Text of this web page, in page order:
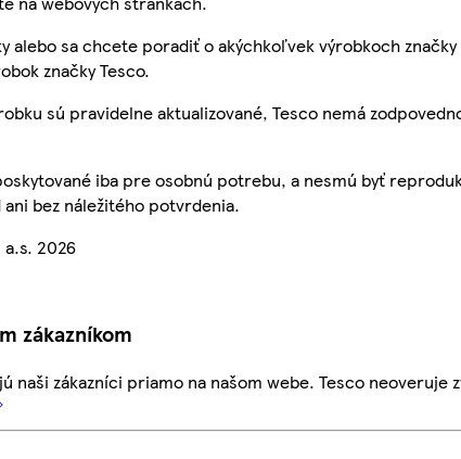
alebo sa chcete poradiť o akýchkoľvek výrobkoch
značky Tesco.
sú pravidelne aktualizované, Tesco nemá
iba pre osobnú potrebu, a nesmú byť
bez náležitého potvrdenia.
a.s. 2026
zákazníkom
naši zákazníci priamo na našom webe. Tesco neoveruje